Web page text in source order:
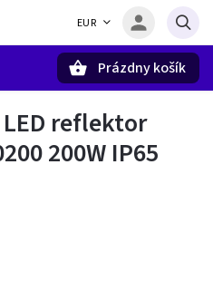
EUR
Prázdny košík
reflektor
200W IP65